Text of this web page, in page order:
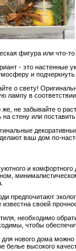
фигура или что-
- это настенные
и
о свету!
лампу в
же, не забывайте о
на стену или
ваш дом по-
и
предпочитают
известна своей
необходимо
чтобы
для нового дома
белье высокого